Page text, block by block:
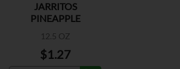
JARRITOS
PINEAPPLE
12.5 OZ
$1.27